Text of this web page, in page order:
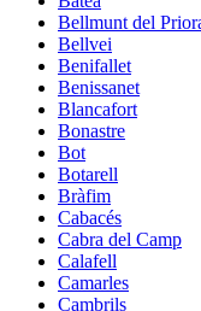
Bellmunt del
Bellvei
Benifallet
Benissanet
Blancafort
Bonastre
Bot
Botarell
Bràfim
Cabacés
Cabra del Camp
Calafell
Camarles
Cambrils